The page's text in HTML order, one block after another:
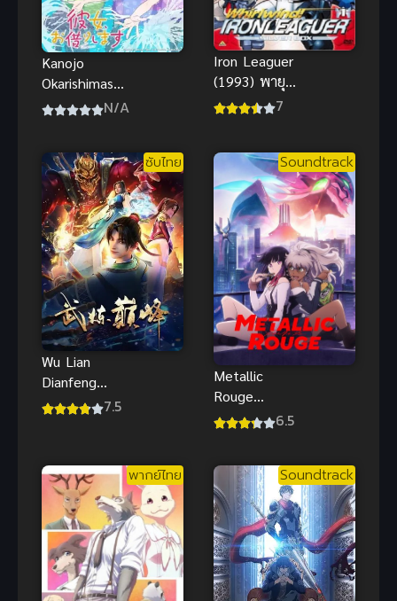
Kanojo
Okarishimasu
Season 4 สะN/A
Iron Leaguer
(1993) พายุ
หมุน ไออ้อน
7
ซับไทย
Wu Lian
Dianfeng
(Martial
7.5
Soundtrack
Metallic
Rouge
(2024) เมทัล
6.5
พากย์ไทย Soundtrack